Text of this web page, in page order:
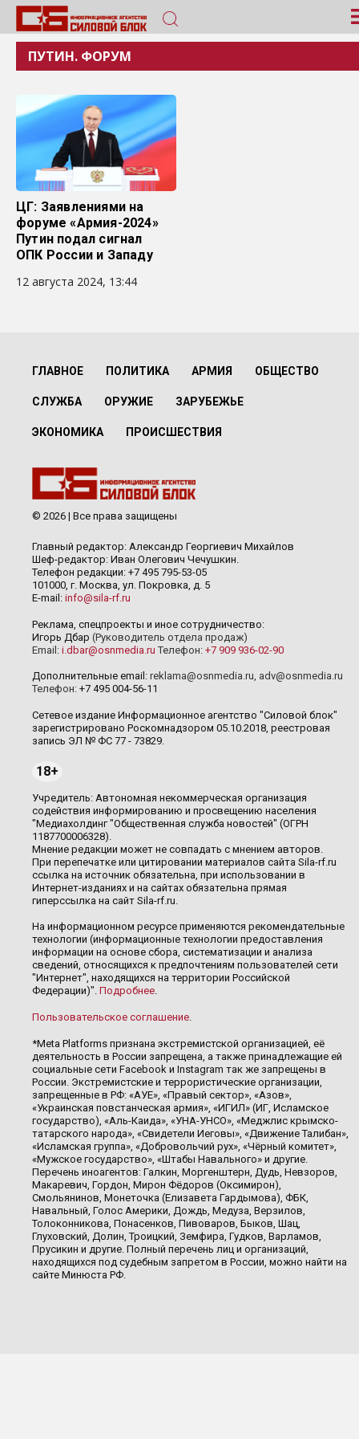
ПУТИН. ФОРУМ
ЦГ: Заявлениями на
форуме «Армия-2024»
Путин подал сигнал
ОПК России и Западу
12 августа 2024, 13:44
ГЛАВНОЕ ПОЛИТИКА АРМИЯ ОБЩЕСТВО
СЛУЖБА ОРУЖИЕ ЗАРУБЕЖЬЕ
ЭКОНОМИКА ПРОИСШЕСТВИЯ
© 2026 | Все права защищены
Главный редактор: Александр Георгиевич Михайлов
Шеф-редактор: Иван Олегович Чечушкин.
Телефон редакции: +7 495 795-53-05
101000, г. Москва, ул. Покровка, д. 5
E-mail: info@sila-rf.ru
Реклама, спецпроекты и иное сотрудничество:
Игорь Дбар (Руководитель отдела продаж)
Email: i.dbar@osnmedia.ru Телефон: +7 909 936-02-90
Дополнительные email: reklama@osnmedia.ru, adv@osnmedia.ru
Телефон: +7 495 004-56-11
Сетевое издание Информационное агентство "Силовой блок"
зарегистрировано Роскомнадзором 05.10.2018, реестровая
запись ЭЛ № ФС 77 - 73829.
18+
Учредитель: Автономная некоммерческая организация
содействия информированию и просвещению населения
"Медиахолдинг "Общественная служба новостей" (ОГРН
1187700006328).
Мнение редакции может не совпадать с мнением авторов.
При перепечатке или цитировании материалов сайта Sila-rf.ru
ссылка на источник обязательна, при использовании в
Интернет-изданиях и на сайтах обязательна прямая
гиперссылка на сайт Sila-rf.ru.
На информационном ресурсе применяются рекомендательные
технологии (информационные технологии предоставления
информации на основе сбора, систематизации и анализа
сведений, относящихся к предпочтениям пользователей сети
"Интернет", находящихся на территории Российской
Федерации)". Подробнее.
Пользовательское соглашение.
*Meta Platforms признана экстремистской организацией, её
деятельность в России запрещена, а также принадлежащие ей
социальные сети Facebook и Instagram так же запрещены в
России. Экстремистские и террористические организации,
запрещенные в РФ: «АУЕ», «Правый сектор», «Азов»,
«Украинская повстанческая армия», «ИГИЛ» (ИГ, Исламское
государство), «Аль-Каида», «УНА-УНСО», «Меджлис крымско-
татарского народа», «Свидетели Иеговы», «Движение Талибан»,
«Исламская группа», «Добровольчий рух», «Чёрный комитет»,
«Мужское государство», «Штабы Навального» и другие.
Перечень иноагентов: Галкин, Моргенштерн, Дудь, Невзоров,
Макаревич, Гордон, Мирон Фёдоров (Оксимирон),
Смольянинов, Монеточка (Елизавета Гардымова), ФБК,
Навальный, Голос Америки, Дождь, Медуза, Верзилов,
Толоконникова, Понасенков, Пивоваров, Быков, Шац,
Глуховский, Долин, Троицкий, Земфира, Гудков, Варламов,
Прусикин и другие. Полный перечень лиц и организаций,
находящихся под судебным запретом в России, можно найти на
сайте Минюста РФ.